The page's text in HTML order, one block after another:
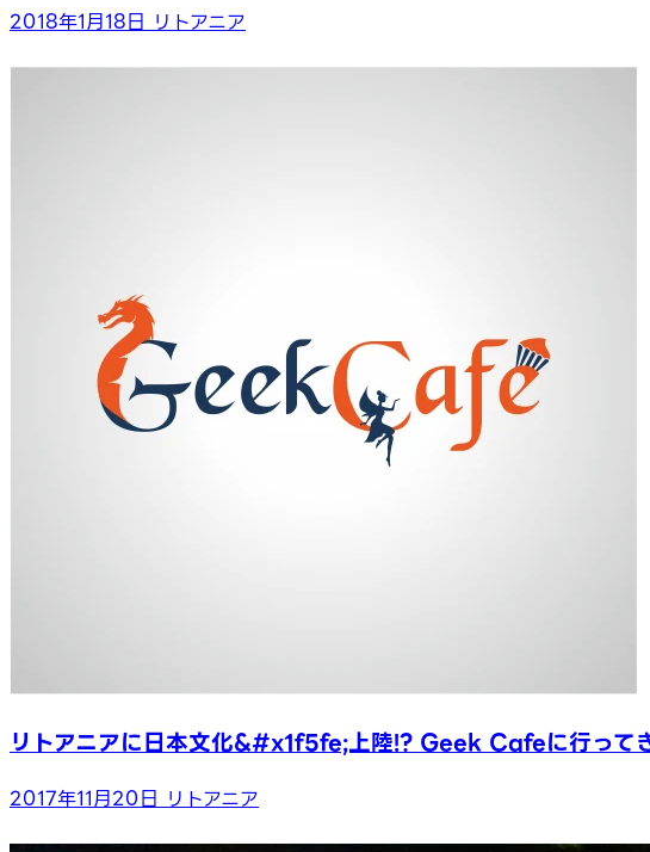
2018年1月18日 リトアニア
リトアニアに日本文化&#x1f5fe;上陸!? Geek Cafeに行って
2017年11月20日 リトアニア